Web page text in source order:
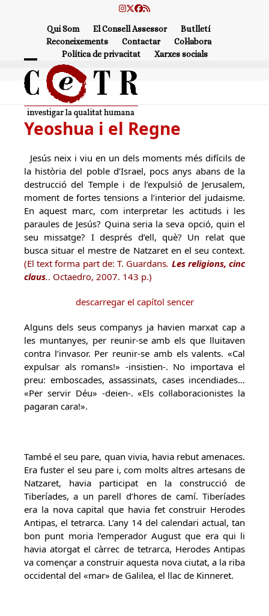
Instagram
Twitter
Facebook
RSS
Qui Som El Consell Assessor
Butlletí
Reconeixements
Contactar
Col·labora
Política de privacitat
Xarxes socials
Open
mobile
menu
Close
mobile
menu
Yeoshua i el Regne
Jesús neix i viu en un dels moments més difícils de
la història del poble d’Israel, pocs anys abans de la
destrucció del Temple i de l’expulsió de Jerusalem,
moment de fortes tensions a l’interior del judaisme.
En aquest marc, com interpretar les actituds i les
paraules de Jesús? Quina seria la seva opció, quin el
seu missatge? I després d’ell, què? Un relat que
busca situar el mestre de Natzaret en el seu context.
(El text forma part de: T. Guardans. Les religions, cinc
claus.. Octaedro, 2007. 143 p.)
descarregar el capítol sencer
Alguns dels seus companys ja havien marxat cap a
les muntanyes, per reunir-se amb els que lluitaven
contra l’invasor. Per reunir-se amb els valents. «Cal
expulsar als romans!» -insistien-. No importava el
preu: emboscades, assassinats, cases incendiades…
«Per servir Déu» -deien-. «Els col·laboracionistes la
pagaran cara!».
També el seu pare, quan vivia, havia rebut amenaces.
Era fuster el seu pare i, com molts altres artesans de
Natzaret, havia participat en la construcció de
Tiberíades, a un parell d’hores de camí. Tiberíades
era la nova capital que havia fet construir Herodes
Antipas, el tetrarca. L’any 14 del calendari actual, tan
bon punt moria l’emperador August que era qui li
havia atorgat el càrrec de tetrarca, Herodes Antipas
va començar a construir aquesta nova ciutat, a la riba
occidental del «mar» de Galilea, el llac de Kinneret.